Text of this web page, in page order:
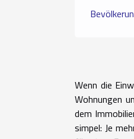
Wenn die
Wohnungen
dem
simpel: Je